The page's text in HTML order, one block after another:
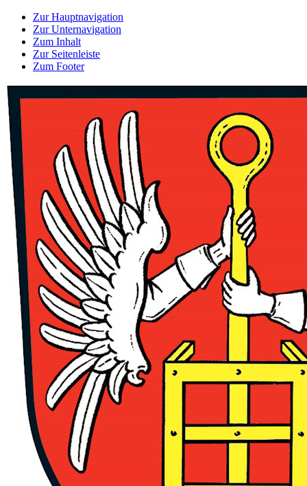
Zur Hauptnavigation
Zur Unternavigation
Zum Inhalt
Zur Seitenleiste
Zum Footer